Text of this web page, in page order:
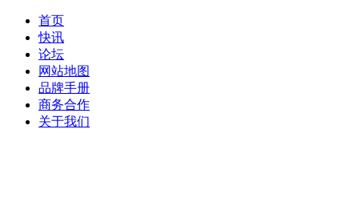
首页
快讯
论坛
网站地图
品牌手册
商务合作
关于我们